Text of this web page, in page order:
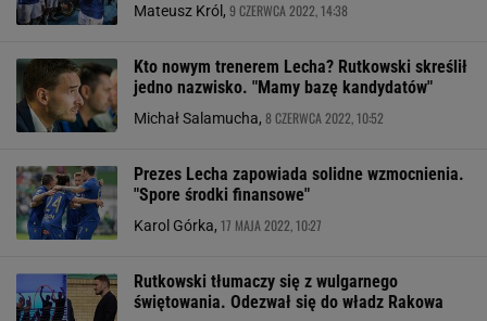
Mateusz Król, 9 CZERWCA 2022, 14:38
Kto nowym trenerem Lecha? Rutkowski skreślił
jedno nazwisko. "Mamy bazę kandydatów"
Michał Salamucha, 8 CZERWCA 2022, 10:52
Prezes Lecha zapowiada solidne wzmocnienia.
"Spore środki finansowe"
Karol Górka, 17 MAJA 2022, 10:27
Rutkowski tłumaczy się z wulgarnego
świętowania. Odezwał się do władz Rakowa